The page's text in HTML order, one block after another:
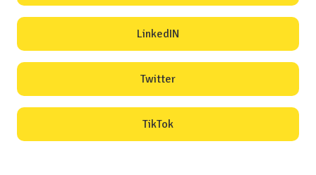
LinkedIN
Twitter
TikTok